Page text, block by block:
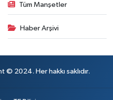
Tüm Manşetler
Haber Arşivi
© 2024. Her hakkı saklıdır.